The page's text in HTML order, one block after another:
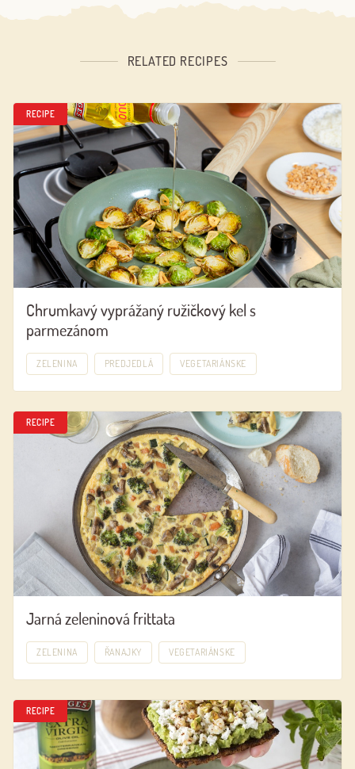
RELATED RECIPES
RECIPE
Chrumkavý vyprážaný ružičkový kel s
parmezánom
ZELENINA PREDJEDLÁ VEGETARIÁNSKE
RECIPE
Jarná zeleninová frittata
ZELENINA ŘANAJKY VEGETARIÁNSKE
RECIPE